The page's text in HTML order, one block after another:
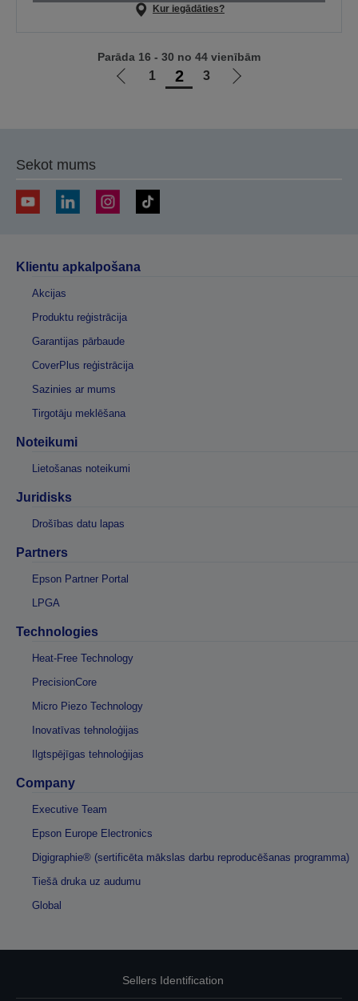
Kur iegādāties?
Iet
1 2 3
Iet
Parāda 16 - 30 no 44 vienībām
Sekot mums
Klientu apkalpošana
Akcijas
Produktu reģistrācija
Garantijas pārbaude
CoverPlus reģistrācija
Sazinies ar mums
Tirgotāju meklēšana
Noteikumi
Lietošanas noteikumi
Juridisks
Drošības datu lapas
Partners
Epson Partner Portal
LPGA
Technologies
Heat-Free Technology
PrecisionCore
Micro Piezo Technology
Inovatīvas tehnoloģijas
Ilgtspējīgas tehnoloģijas
Company
Executive Team
Epson Europe Electronics
Digigraphie® (sertificēta mākslas darbu reproducēšanas programma)
Tiešā druka uz audumu
Global
Sellers Identification